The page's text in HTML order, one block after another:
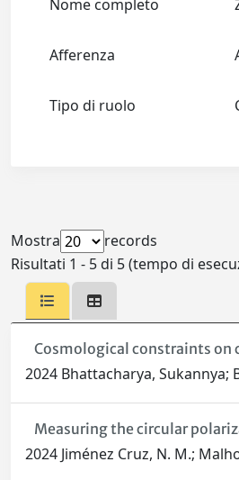
Nome completo
Afferenza
Tipo di ruolo
Mostra
records
Risultati 1 - 5 di 5 (tempo di
Cosmological constraints on
2024 Bhattacharya, Sukannya;
Measuring the circular
2024 Jiménez Cruz, N. M.;